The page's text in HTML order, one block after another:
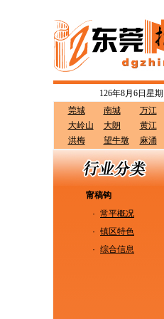
126年8月6日星期
莞城
南城
万江
大岭山
大朗
黄江
洪梅
望牛墩 麻涌
甯稿钩
· 常平概况
· 镇区特色
· 综合信息